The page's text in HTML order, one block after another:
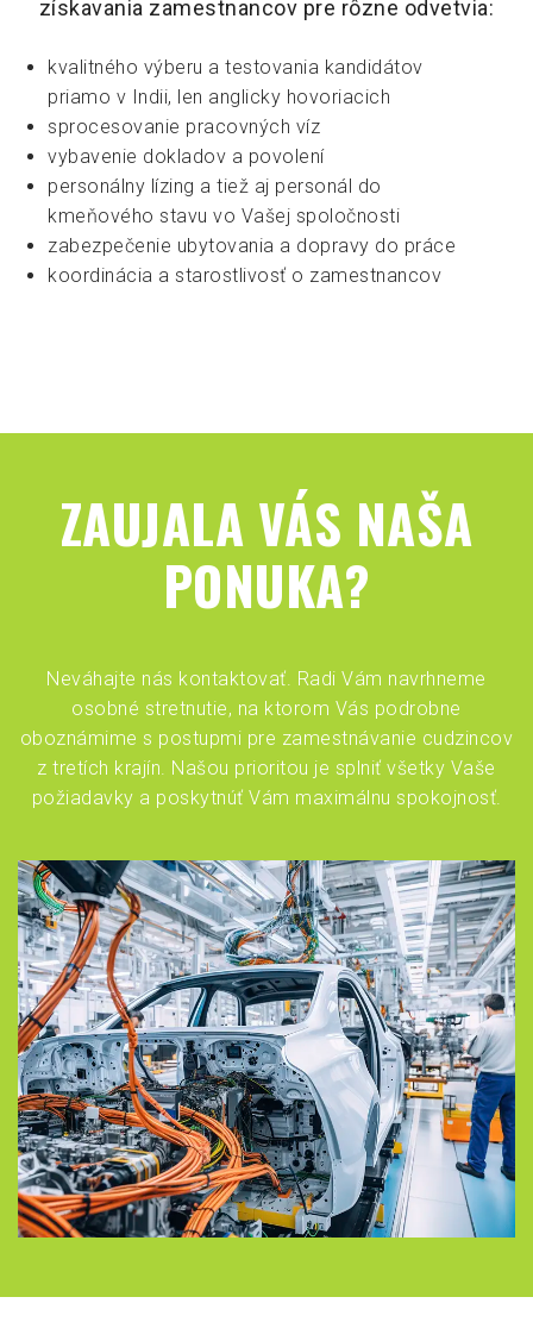
získavania zamestnancov pre rôzne odvetvia:
kvalitného výberu a testovania kandidátov
priamo v Indii, len anglicky hovoriacich
sprocesovanie pracovných víz
vybavenie dokladov a povolení
personálny lízing a tiež aj personál do
kmeňového stavu vo Vašej spoločnosti
zabezpečenie ubytovania a dopravy do práce
koordinácia a starostlivosť o zamestnancov
ZAUJALA VÁS NAŠA
PONUKA?
Neváhajte nás kontaktovať. Radi Vám navrhneme
osobné stretnutie, na ktorom Vás podrobne
oboznámime s postupmi pre zamestnávanie cudzincov
z tretích krajín. Našou prioritou je splniť všetky Vaše
požiadavky a poskytnúť Vám maximálnu spokojnosť.